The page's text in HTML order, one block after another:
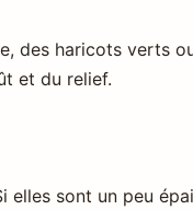
des haricots verts
et du relief.
sont un peu